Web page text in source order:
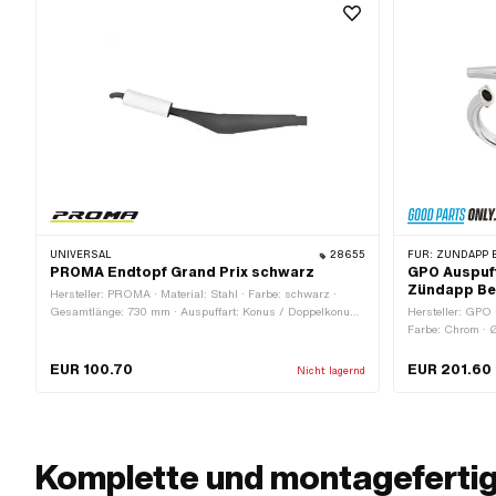
UNIVERSAL 28655
PROMA Endtopf Grand Prix schwarz
Hersteller: PROMA · Material: Stahl · Farbe: schwarz ·
Gesamtlänge: 730 mm · Auspuffart: Konus / Doppelkonus ·
EUR 100.70 Nicht lagernd
FÜR: ZÜNDAPP
GPO
Zündapp
Hersteller: GPO
Farbe: Chrom
Schelle ·
EUR 201.60
Komplette und